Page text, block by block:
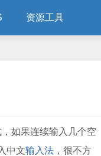
资源工具
如果连续输入几个空
中文输入法 ，很不方